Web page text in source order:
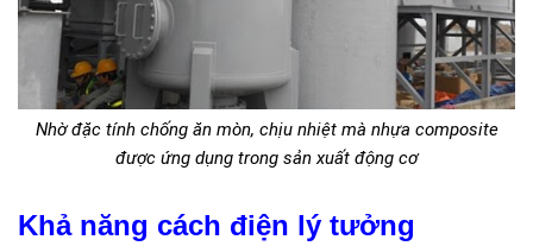
Nhờ đặc tính chống ăn mòn, chịu nhiệt mà nhựa composite
được ứng dụng trong sản xuất động cơ
Khả năng cách điện lý tưởng